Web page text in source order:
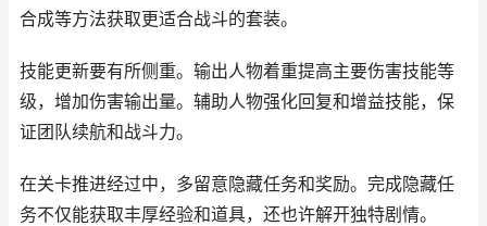
合成等方法获取更适合战斗的套装。
技能更新要有所侧重。输出人物着重提高主要伤害技能等
级，增加伤害输出量。辅助人物强化回复和增益技能，保
证团队续航和战斗力。
在关卡推进经过中，多留意隐藏任务和奖励。完成隐藏任
务不仅能获取丰厚经验和道具，还也许解开独特剧情。